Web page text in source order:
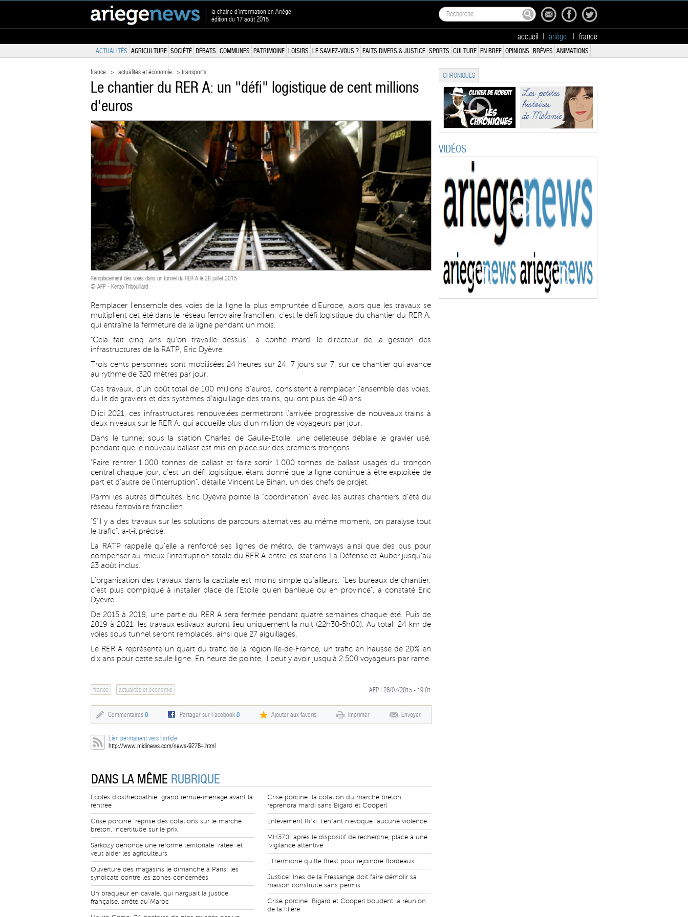
la chaîne d'information en Ariège
édition du 17 août 2015
accueil ariège france
ACTUALITÉS AGRICULTURE SOCIÉTÉ DÉBATS COMMUNES PATRIMOINE LOISIRS LE SAVIEZ-VOUS ? FAITS DIVERS & JUSTICE SPORTS CULTURE EN BREF OPINIONS BRÈVES ANIMATIONS
france > actualités et économie > transports
Le chantier du RER A: un "défi" logistique de cent millions
d'euros
Remplacement des voies dans un tunnel du RER A le 28 juillet 2015
© AFP - Kenzo Tribouillard
Remplacer l'ensemble des voies de la ligne la plus empruntée d'Europe, alors que les travaux se
multiplient cet été dans le réseau ferroviaire francilien, c'est le défi logistique du chantier du RER A,
qui entraîne la fermeture de la ligne pendant un mois.
"Cela fait cinq ans qu'on travaille dessus", a confié mardi le directeur de la gestion des
infrastructures de la RATP, Eric Dyèvre.
Trois cents personnes sont mobilisées 24 heures sur 24, 7 jours sur 7, sur ce chantier qui avance
au rythme de 320 mètres par jour.
Ces travaux, d'un coût total de 100 millions d'euros, consistent à remplacer l'ensemble des voies,
du lit de graviers et des systèmes d'aiguillage des trains, qui ont plus de 40 ans.
D'ici 2021, ces infrastructures renouvelées permettront l'arrivée progressive de nouveaux trains à
deux niveaux sur le RER A, qui accueille plus d'un million de voyageurs par jour.
Dans le tunnel sous la station Charles de Gaulle-Etoile, une pelleteuse déblaie le gravier usé,
pendant que le nouveau ballast est mis en place sur des premiers tronçons.
"Faire rentrer 1.000 tonnes de ballast et faire sortir 1.000 tonnes de ballast usagés du tronçon
central chaque jour, c'est un défi logistique, étant donné que la ligne continue à être exploitée de
part et d'autre de l'interruption", détaille Vincent Le Bihan, un des chefs de projet.
Parmi les autres difficultés, Eric Dyèvre pointe la "coordination" avec les autres chantiers d'été du
réseau ferroviaire francilien.
"S'il y a des travaux sur les solutions de parcours alternatives au même moment, on paralyse tout
le trafic", a-t-il précisé.
La RATP rappelle qu'elle a renforcé ses lignes de métro, de tramways ainsi que des bus pour
compenser au mieux l'interruption totale du RER A entre les stations La Défense et Auber jusqu'au
23 août inclus.
L'organisation des travaux dans la capitale est moins simple qu'ailleurs. "Les bureaux de chantier,
c'est plus compliqué à installer place de l'Etoile qu'en banlieue ou en province", a constaté Eric
Dyèvre.
De 2015 à 2018, une partie du RER A sera fermée pendant quatre semaines chaque été. Puis de
2019 à 2021, les travaux estivaux auront lieu uniquement la nuit (22h30-5h00). Au total, 24 km de
voies sous tunnel seront remplacés, ainsi que 27 aiguillages.
Le RER A représente un quart du trafic de la région Ile-de-France, un trafic en hausse de 20% en
dix ans pour cette seule ligne. En heure de pointe, il peut y avoir jusqu'à 2.500 voyageurs par rame.
france actualités et économie AFP | 28/07/2015 - 19:01
Commentaires 0 Partager sur Facebook0 Ajouter aux favoris Imprimer Envoyer
Lien permanent vers l'article:
http://www.midinews.com/news-92784.html
DANS LA MÊME RUBRIQUE
Ecoles d'osthéopathie: grand remue-ménage avant la
rentrée
Crise porcine: reprise des cotations sur le marché
breton, incertitude sur le prix
Sarkozy dénonce une réforme territoriale "ratée" et
veut aider les agriculteurs
Ouverture des magasins le dimanche à Paris: les
syndicats contre les zones concernées
Un braqueur en cavale, qui narguait la justice
française, arrêté au Maroc
Crise porcine: la cotation du marché breton
reprendra mardi sans Bigard et Cooperl
Enlèvement Rifki: l'enfant n'évoque "aucune violence"
MH370: après le dispositif de recherche, place à une
"vigilance attentive"
L'Hermione quitte Brest pour rejoindre Bordeaux
Justice: Ines de la Fressange doit faire démolir sa
maison construite sans permis
Crise porcine: Bigard et Cooperl boudent la réunion
de la filière
CHRONIQUES
VIDÉOS